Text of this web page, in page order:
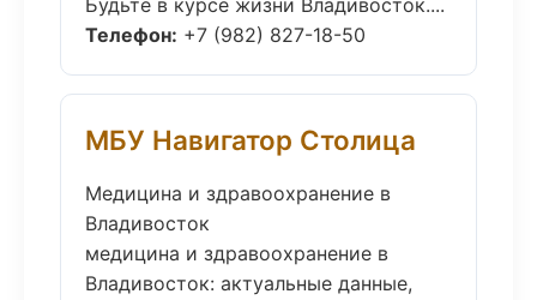
Будьте в курсе жизни Владивосток....
Телефон: +7 (982) 827-18-50
МБУ Навигатор Столица
Медицина и здравоохранение в
Владивосток
медицина и здравоохранение в
Владивосток: актуальные данные,